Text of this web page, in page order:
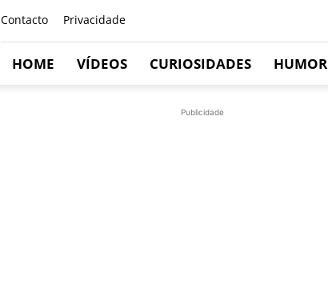
Contacto Privacidade
HOME VÍDEOS CURIOSIDADES HUMOR
Publicidade